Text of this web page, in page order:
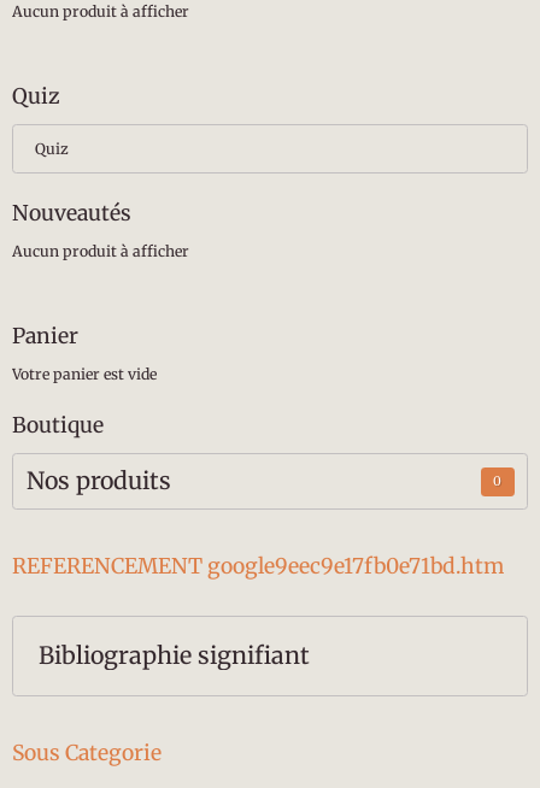
Aucun produit à afficher
Quiz
Quiz
Nouveautés
Aucun produit à afficher
Panier
Votre panier est vide
Boutique
Nos produits 0
REFERENCEMENT google9eec9e17fb0e71bd.htm
Bibliographie signifiant
Sous Categorie